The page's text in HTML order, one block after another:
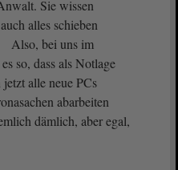
Sie wissen
alles schieben
Also, bei uns im
so, dass als Notlage
alle neue PCs
abarbeiten
dämlich, aber egal,